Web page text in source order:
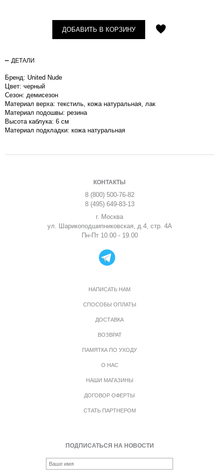
ДОБАВИТЬ В КОРЗИНУ
ДЕТАЛИ
Бренд: United Nude
Цвет: черный
Сезон: демисезон
Материал верха: текстиль, кожа натуральная, лак
Материал подошвы: резина
Высота каблука: 6 см
Материал подкладки: кожа натуральная
КОНТАКТЫ
8 (800) 500-76-82
8 (495) 649-83-13
г. Москва
ул. Шарикоподшипниковская, д.4, стр. 4А
Пн-Пт 10.00 - 19.00
НАПИСАТЬ НАМ
СПОСОБЫ ОПЛАТЫ
ДОСТАВКА
ВОЗВРАТ
ПАМЯТКА ПО УХОДУ
О НАС
НАШИ МАГАЗИНЫ
ДОГОВОР ОФЕРТЫ
СТАТЬ ПАРТНЕРОМ
ПОДПИСАТЬСЯ НА НОВОСТИ